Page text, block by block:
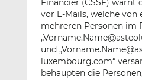
e
n
e
n
Financier (CSSF) warnt
vor E-Mails, welche von
mehreren Personen im
und
luxembourg.com“
behaupten die